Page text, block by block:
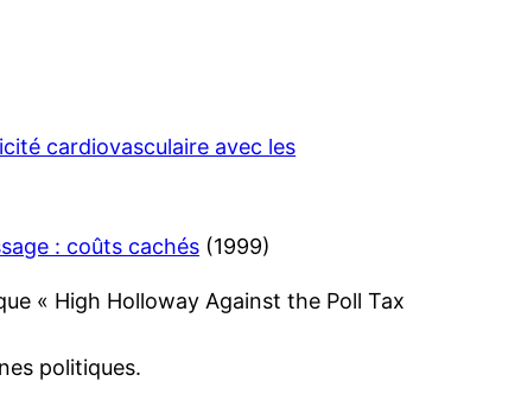
cardiovasculaire avec les
: coûts cachés (1999)
politiques.